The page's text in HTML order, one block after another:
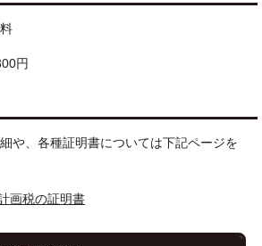
円
や、各種証明書については下記ページを
画税の証明書